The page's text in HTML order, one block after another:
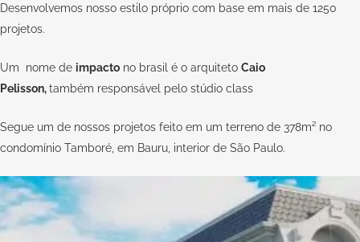
Desenvolvemos nosso estilo próprio com base em mais de 1250
projetos.
Um nome de impacto no brasil é o arquiteto Caio
Pelisson,também responsável pelo stúdio class
Segue um de nossos projetos feito em um terreno de 378m² no
condomínio Tamboré, em Bauru, interior de São Paulo.